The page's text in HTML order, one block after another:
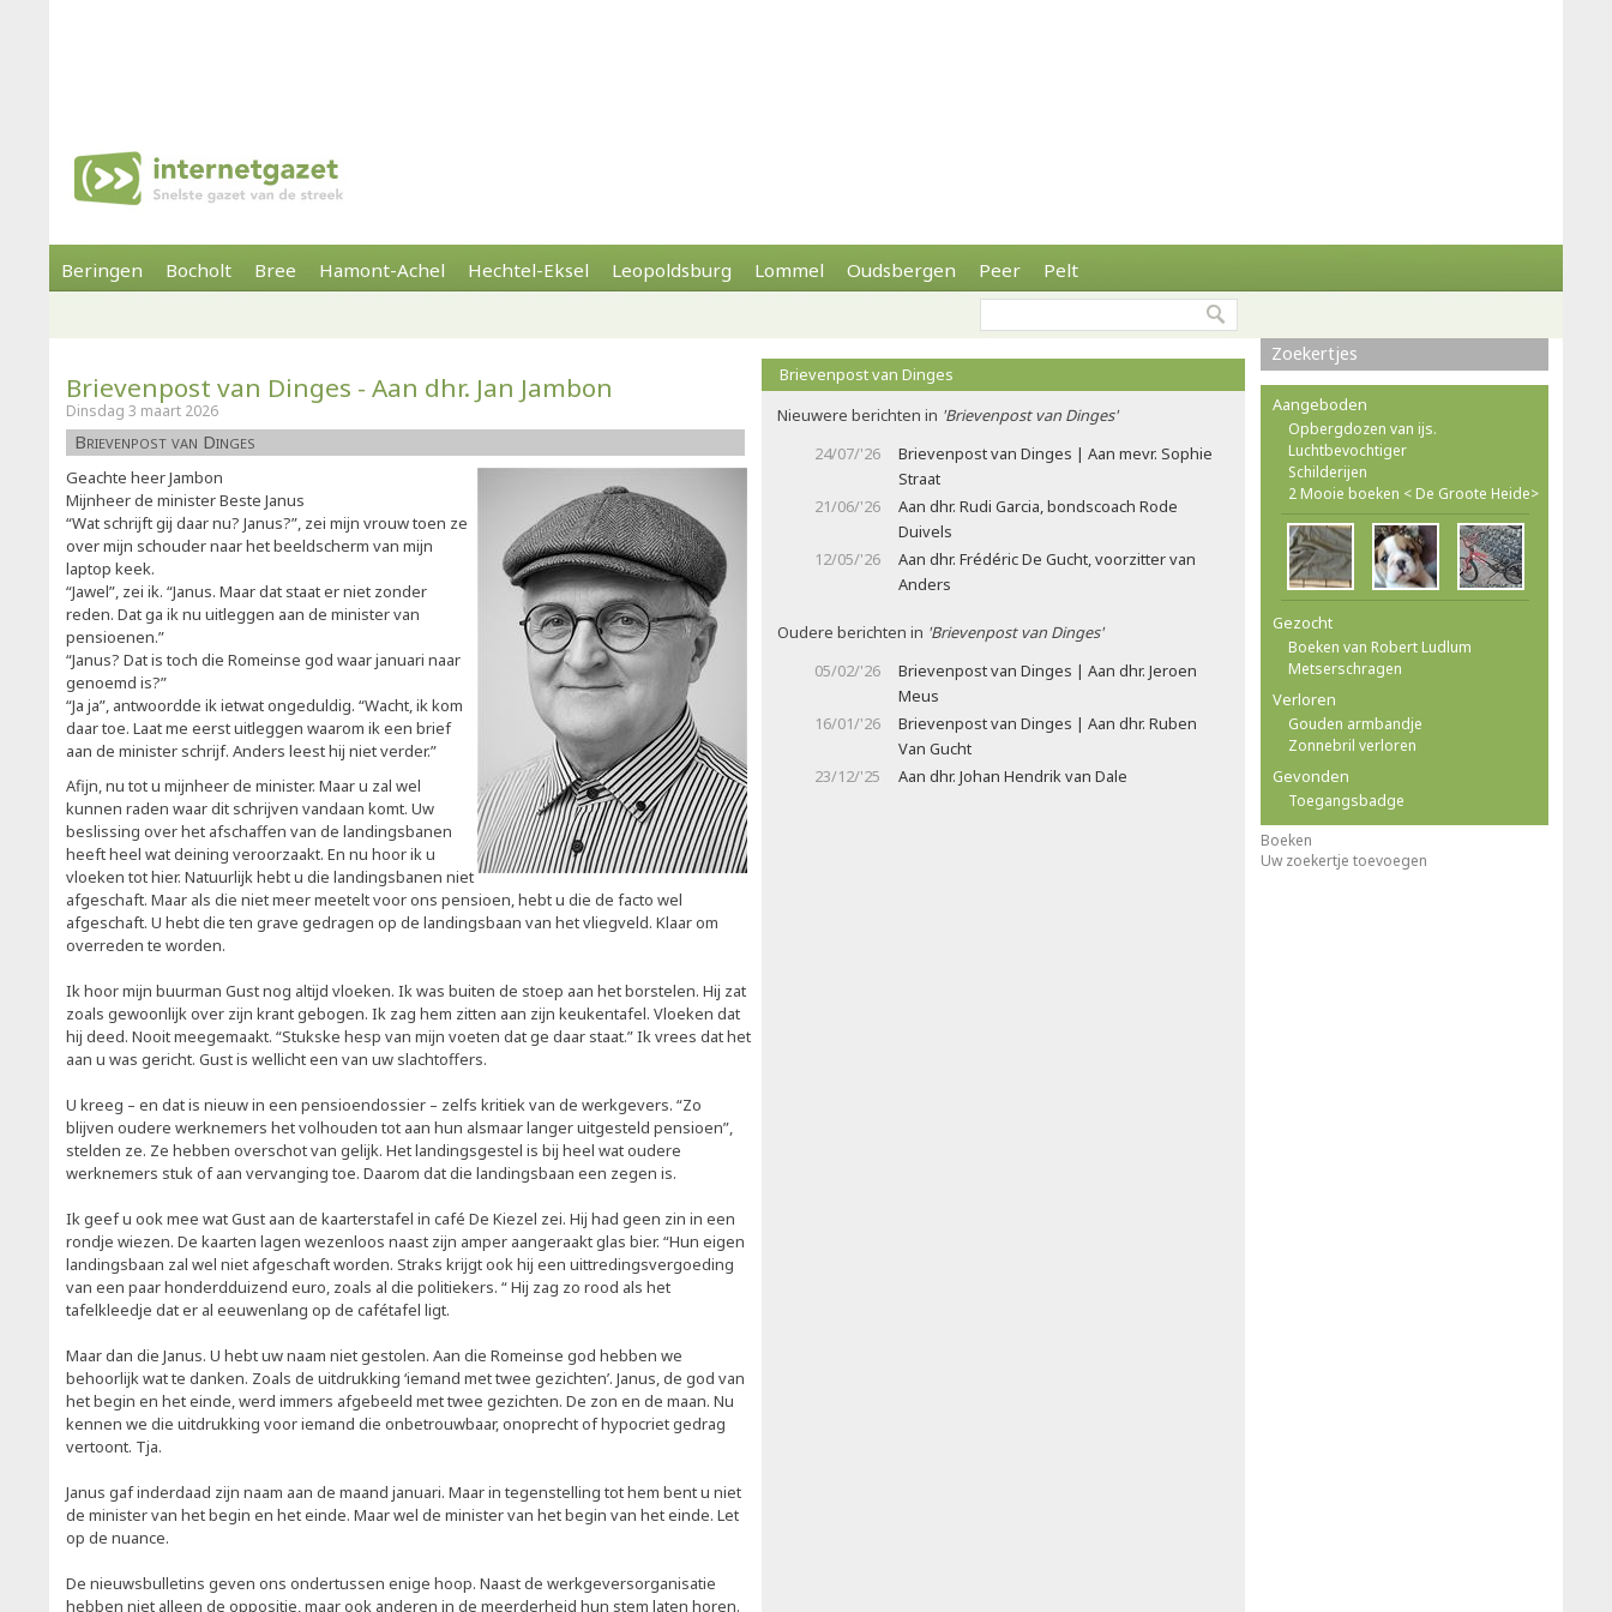
Beringen Bocholt Bree Hamont-Achel Hechtel-Eksel Leopoldsburg Lommel Oudsbergen Peer Pelt
Brievenpost van Dinges - Aan dhr. Jan Jambon
Dinsdag 3 maart 2026
Brievenpost van Dinges
Geachte heer Jambon
Mijnheer de minister Beste Janus
“Wat schrijft gij daar nu? Janus?”, zei mijn vrouw toen ze
over mijn schouder naar het beeldscherm van mijn
laptop keek.
“Jawel”, zei ik. “Janus. Maar dat staat er niet zonder
reden. Dat ga ik nu uitleggen aan de minister van
pensioenen.”
“Janus? Dat is toch die Romeinse god waar januari naar
genoemd is?”
“Ja ja”, antwoordde ik ietwat ongeduldig. “Wacht, ik kom
daar toe. Laat me eerst uitleggen waarom ik een brief
aan de minister schrijf. Anders leest hij niet verder.”
Afijn, nu tot u mijnheer de minister. Maar u zal wel
kunnen raden waar dit schrijven vandaan komt. Uw
beslissing over het afschaffen van de landingsbanen
heeft heel wat deining veroorzaakt. En nu hoor ik u
vloeken tot hier. Natuurlijk hebt u die landingsbanen niet
afgeschaft. Maar als die niet meer meetelt voor ons pensioen, hebt u die de facto wel
afgeschaft. U hebt die ten grave gedragen op de landingsbaan van het vliegveld. Klaar om
overreden te worden.
Ik hoor mijn buurman Gust nog altijd vloeken. Ik was buiten de stoep aan het borstelen. Hij zat
zoals gewoonlijk over zijn krant gebogen. Ik zag hem zitten aan zijn keukentafel. Vloeken dat
hij deed. Nooit meegemaakt. “Stukske hesp van mijn voeten dat ge daar staat.” Ik vrees dat het
aan u was gericht. Gust is wellicht een van uw slachtoffers.
U kreeg – en dat is nieuw in een pensioendossier – zelfs kritiek van de werkgevers. “Zo
blijven oudere werknemers het volhouden tot aan hun alsmaar langer uitgesteld pensioen”,
stelden ze. Ze hebben overschot van gelijk. Het landingsgestel is bij heel wat oudere
werknemers stuk of aan vervanging toe. Daarom dat die landingsbaan een zegen is.
Ik geef u ook mee wat Gust aan de kaarterstafel in café De Kiezel zei. Hij had geen zin in een
rondje wiezen. De kaarten lagen wezenloos naast zijn amper aangeraakt glas bier. “Hun eigen
landingsbaan zal wel niet afgeschaft worden. Straks krijgt ook hij een uittredingsvergoeding
van een paar honderdduizend euro, zoals al die politiekers. “ Hij zag zo rood als het
tafelkleedje dat er al eeuwenlang op de cafétafel ligt.
Maar dan die Janus. U hebt uw naam niet gestolen. Aan die Romeinse god hebben we
behoorlijk wat te danken. Zoals de uitdrukking ‘iemand met twee gezichten’. Janus, de god van
het begin en het einde, werd immers afgebeeld met twee gezichten. De zon en de maan. Nu
kennen we die uitdrukking voor iemand die onbetrouwbaar, onoprecht of hypocriet gedrag
vertoont. Tja.
Janus gaf inderdaad zijn naam aan de maand januari. Maar in tegenstelling tot hem bent u niet
de minister van het begin en het einde. Maar wel de minister van het begin van het einde. Let
op de nuance.
De nieuwsbulletins geven ons ondertussen enige hoop. Naast de werkgeversorganisatie
hebben niet alleen de oppositie, maar ook anderen in de meerderheid hun stem laten horen.
Brievenpost van Dinges
Nieuwere berichten in 'Brievenpost van Dinges'
24/07/'26
Brievenpost van Dinges | Aan mevr. Sophie
Straat
21/06/'26
Aan dhr. Rudi Garcia, bondscoach Rode
Duivels
12/05/'26
Aan dhr. Frédéric De Gucht, voorzitter van
Anders
Oudere berichten in 'Brievenpost van Dinges'
05/02/'26
Brievenpost van Dinges | Aan dhr. Jeroen
Meus
16/01/'26
Brievenpost van Dinges | Aan dhr. Ruben
Van Gucht
23/12/'25
Aan dhr. Johan Hendrik van Dale
Zoekertjes
Aangeboden
Opbergdozen van ijs.
Luchtbevochtiger
Schilderijen
2 Mooie boeken < De Groote Heide>
Gezocht
Boeken van Robert Ludlum
Metserschragen
Verloren
Gouden armbandje
Zonnebril verloren
Gevonden
Toegangsbadge
Boeken
Uw zoekertje toevoegen